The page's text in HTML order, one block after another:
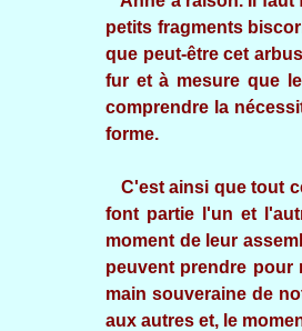
petits fragments
que peut-être cet
fur et à mesure que
comprendre la
forme.
C'est ainsi que tout
font partie l'un et
moment de leur
peuvent prendre
main souveraine de
aux autres et, le